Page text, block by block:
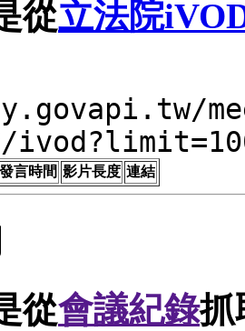
從立法院
meet/
言時間 影片長度 連結
從會議紀錄抓